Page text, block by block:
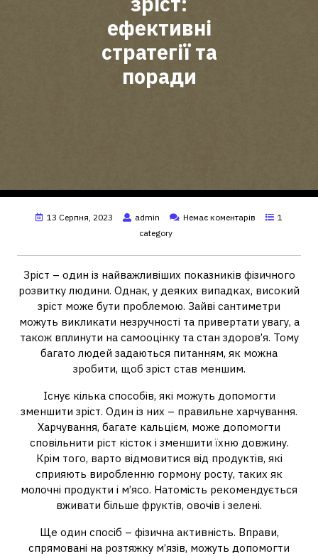
ефективні
стратегії та
поради
13 Серпня, 2023 admin Немає коментарів
1
category
Зріст – один із найважливіших показників фізичного
розвитку людини. Однак, у деяких випадках, високий
зріст може бути проблемою. Зайві сантиметри
можуть викликати незручності та привертати увагу, а
також вплинути на самооцінку та стан здоров’я. Тому
багато людей задаються питанням, як можна
зробити, щоб зріст став меншим.
Існує кілька способів, які можуть допомогти
зменшити зріст. Один із них – правильне харчування.
Харчування, багате кальцієм, може допомогти
сповільнити ріст кісток і зменшити їхню довжину.
Крім того, варто відмовитися від продуктів, які
сприяють виробленню гормону росту, таких як
молочні продукти і м’ясо. Натомість рекомендується
вживати більше фруктів, овочів і зелені.
Ще один спосіб – фізична активність. Вправи,
спрямовані на розтяжку м’язів, можуть допомогти